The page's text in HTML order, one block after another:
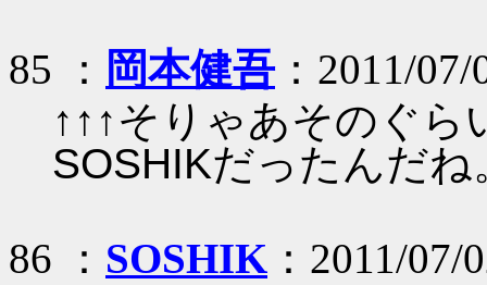
85 ： 岡本健吾：2011/07/
↑↑↑そりゃあそのぐ
SOSHIKだったんだね
86 ： SOSHIK ：2011/